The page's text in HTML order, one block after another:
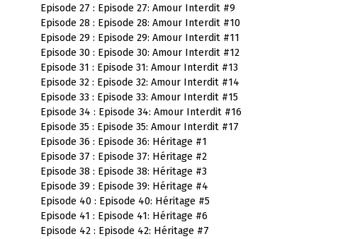
Episode 27 : Episode 27: Amour Interdit #9
Episode 28 : Episode 28: Amour Interdit #10
Episode 29 : Episode 29: Amour Interdit #11
Episode 30 : Episode 30: Amour Interdit #12
Episode 31 : Episode 31: Amour Interdit #13
Episode 32 : Episode 32: Amour Interdit #14
Episode 33 : Episode 33: Amour Interdit #15
Episode 34 : Episode 34: Amour Interdit #16
Episode 35 : Episode 35: Amour Interdit #17
Episode 36 : Episode 36: Héritage #1
Episode 37 : Episode 37: Héritage #2
Episode 38 : Episode 38: Héritage #3
Episode 39 : Episode 39: Héritage #4
Episode 40 : Episode 40: Héritage #5
Episode 41 : Episode 41: Héritage #6
Episode 42 : Episode 42: Héritage #7